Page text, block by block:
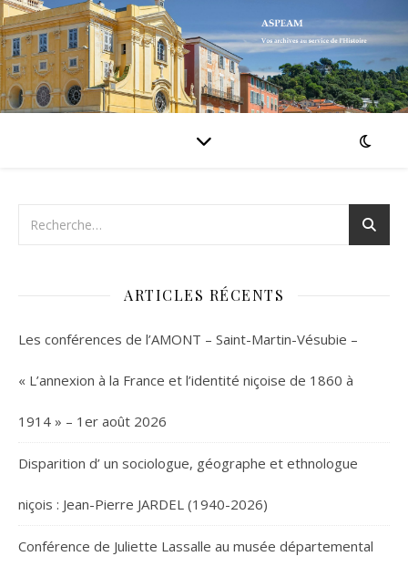
ARTICLES RÉCENTS
Les conférences de l’AMONT – Saint-Martin-Vésubie –
« L’annexion à la France et l’identité niçoise de 1860 à
1914 » – 1er août 2026
Disparition d’ un sociologue, géographe et ethnologue
niçois : Jean-Pierre JARDEL (1940-2026)
Conférence de Juliette Lassalle au musée départemental